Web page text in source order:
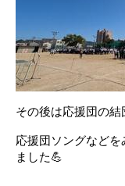
その後は応援団の結
応援団ソングなど
ました💪